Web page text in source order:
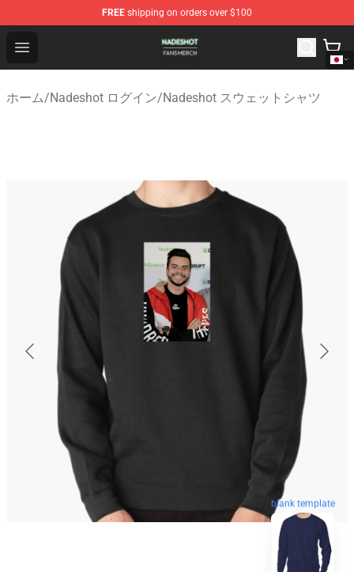
FREE shipping on orders over $100
Open menu
Nadeshot Shop - Official Nadeshot Merchandise Store
ホーム/Nadeshot ログイン/Nadeshot スウェットシャツ
blank template